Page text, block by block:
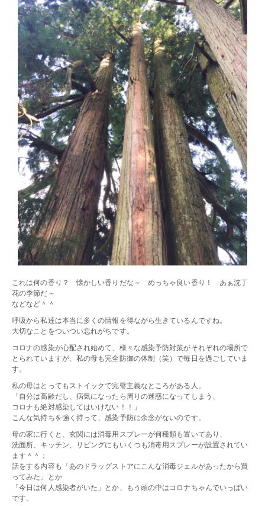
これは何の香り？ 懐かしい香りだな～ めっちゃ良い香り！ あぁ沈丁
花の季節だ～
などなど＾＾
呼吸から私達は本当に多くの情報を得ながら生きているんですね。
大切なことをついつい忘れがちです。
コロナの感染が心配され始めて、様々な感染予防対策がそれぞれの場所で
とられていますが、私の母も完全防御の体制（笑）で毎日を過ごしていま
す。
私の母はとってもストイックで完璧主義なところがある人。
「自分は高齢だし、病気になったら周りの迷惑になってしまう、
コロナも絶対感染してはいけない！！」
こんな気持ちを強く持って、感染予防に余念がないのです。
母の家に行くと、玄関には消毒用スプレーが何種類も置いてあり、
洗面所、キッチン、リビングにもいくつも消毒用スプレーが設置されてい
ます＾＾；
話をする内容も「あのドラッグストアにこんな消毒ジェルがあったから買
ってみた」とか
「今日は何人感染者がいた」とか、もう頭の中はコロナちゃんでいっぱい
です。